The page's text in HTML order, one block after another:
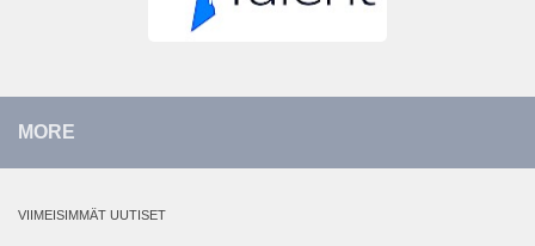
MORE
VIIMEISIMMÄT UUTISET